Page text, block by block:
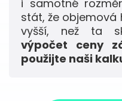
i samotné
stát, že objemová
vyšší, než ta
výpočet ceny
použijte naši